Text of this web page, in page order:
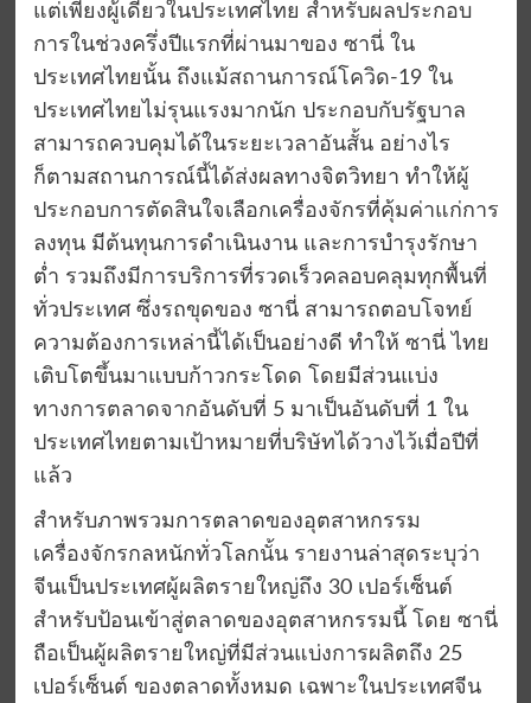
แต่เพียงผู้เดียวในประเทศไทย สำหรับผลประกอบ
การในช่วงครึ่งปีแรกที่ผ่านมาของ ซานี่ ใน
ประเทศไทยนั้น ถึงแม้สถานการณ์โควิด-19 ใน
ประเทศไทยไม่รุนแรงมากนัก ประกอบกับรัฐบาล
สามารถควบคุมได้ในระยะเวลาอันสั้น อย่างไร
ก็ตามสถานการณ์นี้ได้ส่งผลทางจิตวิทยา ทำให้ผู้
ประกอบการตัดสินใจเลือกเครื่องจักรที่คุ้มค่าแก่การ
ลงทุน มีต้นทุนการดำเนินงาน และการบำรุงรักษา
ต่ำ รวมถึงมีการบริการที่รวดเร็วคลอบคลุมทุกพื้นที่
ทั่วประเทศ ซึ่งรถขุดของ ซานี่ สามารถตอบโจทย์
ความต้องการเหล่านี้ได้เป็นอย่างดี ทำให้ ซานี่ ไทย
เติบโตขึ้นมาแบบก้าวกระโดด โดยมีส่วนแบ่ง
ทางการตลาดจากอันดับที่ 5 มาเป็นอันดับที่ 1 ใน
ประเทศไทยตามเป้าหมายที่บริษัทได้วางไว้เมื่อปีที่
แล้ว
สำหรับภาพรวมการตลาดของอุตสาหกรรม
เครื่องจักรกลหนักทั่วโลกนั้น รายงานล่าสุดระบุว่า
จีนเป็นประเทศผู้ผลิตรายใหญ่ถึง 30 เปอร์เซ็นต์
สำหรับป้อนเข้าสู่ตลาดของอุตสาหกรรมนี้ โดย ซานี่
ถือเป็นผู้ผลิตรายใหญ่ที่มีส่วนแบ่งการผลิตถึง 25
เปอร์เซ็นต์ ของตลาดทั้งหมด เฉพาะในประเทศจีน